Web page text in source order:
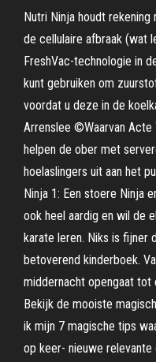
Nutri Ninja houdt
de cellulaire afbraak (wat
FreshVac-technologie in
kunt gebruiken om
voordat u deze in de
Arrenslee ©Waarvan
helpen de ober met
hoelaslingers uit aan het
Ninja 1: Een stoere Ninja
ook heel aardig en wil de
karate leren. Niks is fijner
betoverend kinderboek.
middernacht opengaat tot
Bekijk de mooiste
ik mijn 7 magische tips
op keer- nieuwe